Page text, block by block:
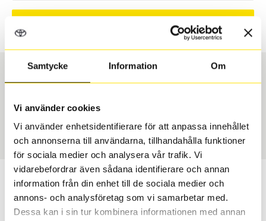
Samtycke Information Om
Vi använder cookies
Vi använder enhetsidentifierare för att anpassa innehållet
och annonserna till användarna, tillhandahålla funktioner
för sociala medier och analysera vår trafik. Vi
vidarebefordrar även sådana identifierare och annan
information från din enhet till de sociala medier och
annons- och analysföretag som vi samarbetar med.
Dessa kan i sin tur kombinera informationen med annan
Däcktyp
Sommar
Däckstorlek
70346
Passar detta däck min bil?
Ange registreringsnummer för att se om det däck du